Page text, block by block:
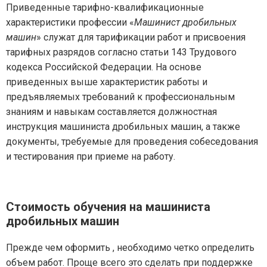
Приведенные тарифно-квалификационные
характеристики профессии «Машинист дробильных
машин» служат для тарификации работ и присвоения
тарифных разрядов согласно статьи 143 Трудового
кодекса Российской Федерации. На основе
приведенных выше характеристик работы и
предъявляемых требований к профессиональным
знаниям и навыкам составляется должностная
инструкция машиниста дробильных машин, а также
документы, требуемые для проведения собеседования
и тестирования при приеме на работу.
Стоимость обучения на машиниста
дробильных машин
Прежде чем оформить , необходимо четко определить
объем работ. Проще всего это сделать при поддержке